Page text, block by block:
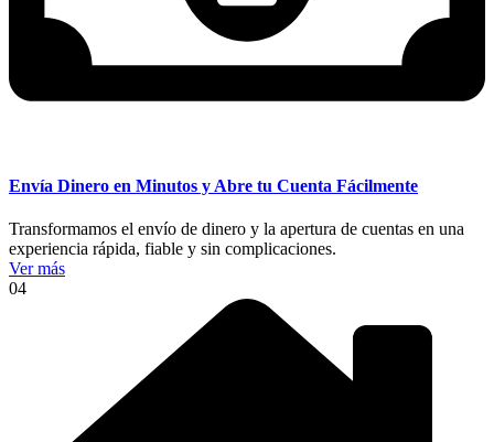
Envía Dinero en Minutos y Abre tu Cuenta Fácilmente
Transformamos el envío de dinero y la apertura de cuentas en una
experiencia rápida, fiable y sin complicaciones.
Ver más
04